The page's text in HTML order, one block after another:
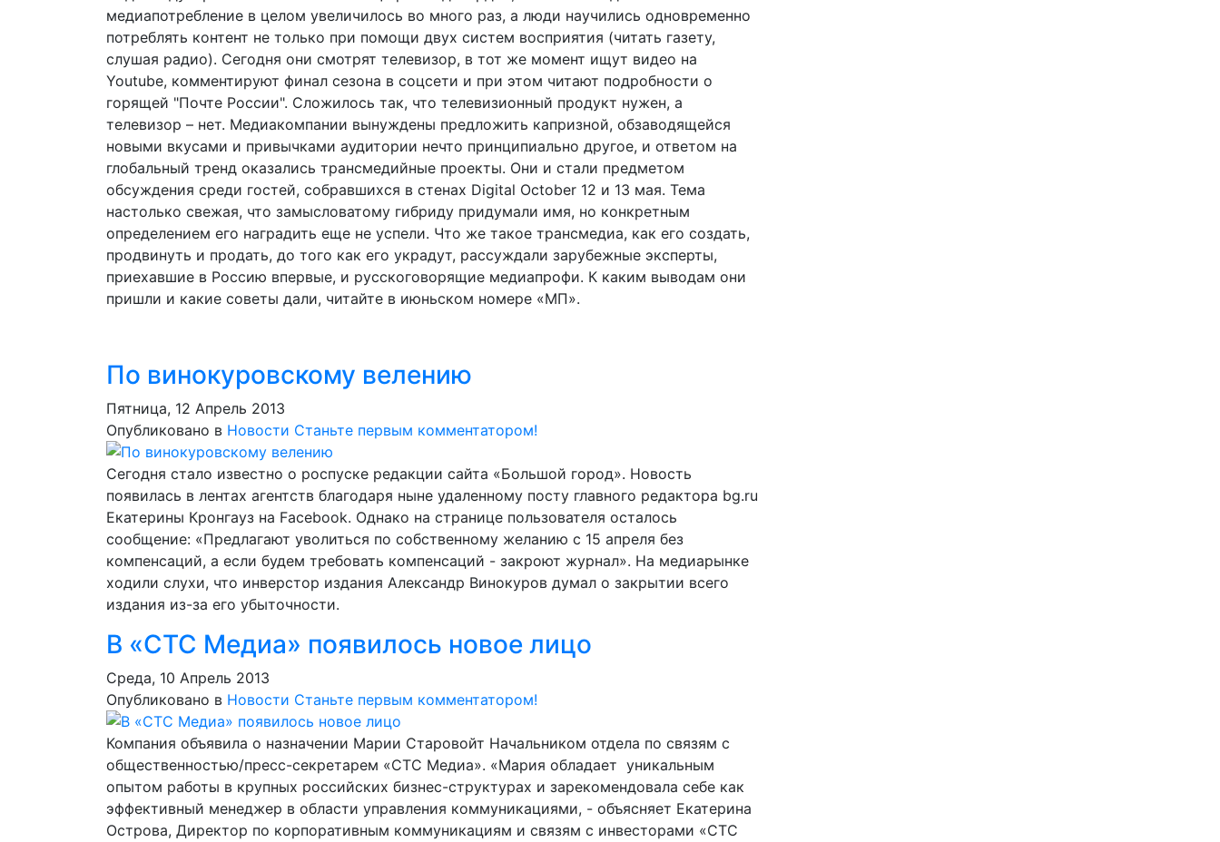
медиапотребление в целом увеличилось во много раз, а люди научились одновременно
потреблять контент не только при помощи двух систем восприятия (читать газету,
слушая радио). Сегодня они смотрят телевизор, в тот же момент ищут видео на
Youtube, комментируют финал сезона в соцсети и при этом читают подробности о
горящей "Почте России". Сложилось так, что телевизионный продукт нужен, а
телевизор – нет. Медиакомпании вынуждены предложить капризной, обзаводящейся
новыми вкусами и привычками аудитории нечто принципиально другое, и ответом на
глобальный тренд оказались трансмедийные проекты. Они и стали предметом
обсуждения среди гостей, собравшихся в стенах Digital October 12 и 13 мая. Тема
настолько свежая, что замысловатому гибриду придумали имя, но конкретным
определением его наградить еще не успели. Что же такое трансмедиа, как его создать,
продвинуть и продать, до того как его украдут, рассуждали зарубежные эксперты,
приехавшие в Россию впервые, и русскоговорящие медиапрофи. К каким выводам они
пришли и какие советы дали, читайте в июньском номере «МП».
По винокуровскому велению
Пятница, 12 Апрель 2013
Опубликовано в Новости Станьте первым комментатором!
Сегодня стало известно о роспуске редакции сайта «Большой город». Новость
появилась в лентах агентств благодаря ныне удаленному посту главного редактора bg.ru
Екатерины Кронгауз на Facebook. Однако на странице пользователя осталось
сообщение: «Предлагают уволиться по собственному желанию с 15 апреля без
компенсаций, а если будем требовать компенсаций - закроют журнал». На медиарынке
ходили слухи, что инверстор издания Александр Винокуров думал о закрытии всего
издания из-за его убыточности.
В «СТС Медиа» появилось новое лицо
Среда, 10 Апрель 2013
Опубликовано в Новости Станьте первым комментатором!
Компания объявила о назначении Марии Старовойт Начальником отдела по связям с
общественностью/пресс-секретарем «СТС Медиа». «Мария обладает уникальным
опытом работы в крупных российских бизнес-структурах и зарекомендовала себе как
эффективный менеджер в области управления коммуникациями, - объясняет Екатерина
Острова, Директор по корпоративным коммуникациям и связям с инвесторами «СТС